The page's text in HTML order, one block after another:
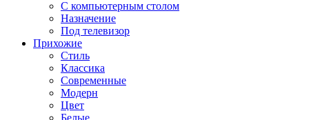
С компьютерным столом
Назначение
Под телевизор
Прихожие
Стиль
Классика
Современные
Модерн
Цвет
Белые